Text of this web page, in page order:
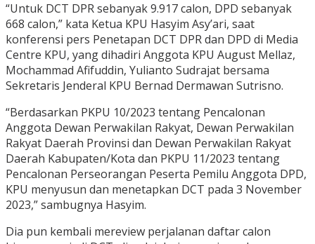
“Untuk DCT DPR sebanyak 9.917 calon, DPD sebanyak
668 calon,” kata Ketua KPU Hasyim Asy’ari, saat
konferensi pers Penetapan DCT DPR dan DPD di Media
Centre KPU, yang dihadiri Anggota KPU August Mellaz,
Mochammad Afifuddin, Yulianto Sudrajat bersama
Sekretaris Jenderal KPU Bernad Dermawan Sutrisno.
“Berdasarkan PKPU 10/2023 tentang Pencalonan
Anggota Dewan Perwakilan Rakyat, Dewan Perwakilan
Rakyat Daerah Provinsi dan Dewan Perwakilan Rakyat
Daerah Kabupaten/Kota dan PKPU 11/2023 tentang
Pencalonan Perseorangan Peserta Pemilu Anggota DPD,
KPU menyusun dan menetapkan DCT pada 3 November
2023,” sambugnya Hasyim.
Dia pun kembali mereview perjalanan daftar calon